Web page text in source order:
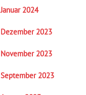
Januar 2024
Dezember 2023
November 2023
September 2023